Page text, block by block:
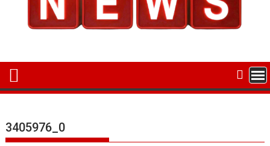
3405976_0